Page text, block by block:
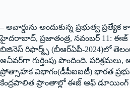
– అవార్డును అందుకున్న ప్రభుత్వ
హైద‌రాబాద్‌, ప్ర‌జాతంత్ర‌, న‌వంబ‌ర్ 11:
బిజినెస్‌ రిఫార్మ్స్‌ (బీఆర్ఏపీ-2024)లో
అచీవర్‌గా గుర్తింపు పొందింది. పరిశ్రమలు,
ప్రోత్సాహక విభాగం(డీపీఐఐటీ) భారత
కేంద్రపాలిత ప్రాంతాల్లో ఈజ్‌ ఆఫ్‌